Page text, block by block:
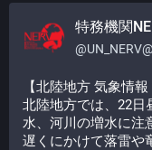
特務機関
@
【北陸地方 気象情
北陸地方では、22日
水、河川の増水に注
遅くにかけて落雷や